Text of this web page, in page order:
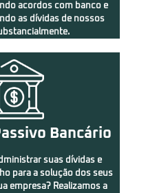
acordos com banco e
as dívidas de nossos
Bancário
suas dívidas e
para a solução dos seus
empresa? Realizamos a